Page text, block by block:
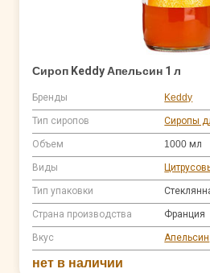
Сироп Keddy Апельсин 1 л
Бренды Keddy
Тип сиропов Сиропы
Объем 1000 мл
Виды
Тип упаковки
Страна производства Франция
Вкус Апельсин
нет в наличии